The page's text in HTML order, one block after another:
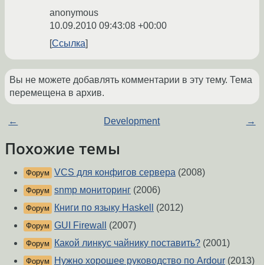
anonymous
10.09.2010 09:43:08 +00:00
Ссылка
Вы не можете добавлять комментарии в эту тему. Тема
перемещена в архив.
← Development →
Похожие темы
Форум VCS для конфигов сервера (2008)
Форум snmp мониторинг (2006)
Форум Книги по языку Haskell (2012)
Форум GUI Firewall (2007)
Форум Какой линкус чайнику поставить? (2001)
Форум Нужно хорошее руководство по Ardour (2013)